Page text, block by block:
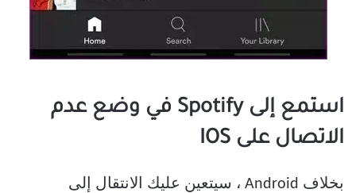
استمع إلى Spotify في وضع عدم
الاتصال على IOS
بخلاف Android ، سيتعين عليك الانتقال إلى